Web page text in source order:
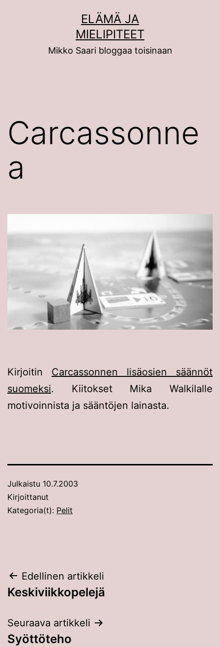
ELÄMÄ JA
MIELIPITEET
Mikko Saari bloggaa toisinaan
Carcassonne
a
Kirjoitin Carcassonnen lisäosien säännöt
suomeksi. Kiitokset Mika Walkilalle
motivoinnista ja sääntöjen lainasta.
Julkaistu 10.7.2003
Kirjoittanut
Kategoria(t): Pelit
Artikkelien
selaus
Edellinen artikkeli
Keskiviikkopelejä
Seuraava artikkeli
Syöttöteho